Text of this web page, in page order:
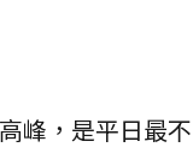
峰，是平日最不